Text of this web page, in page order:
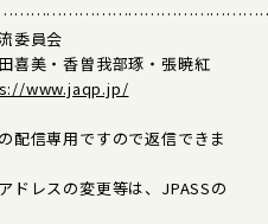
委員会
喜美・香曽我部琢・張暁紅
www.jaqp.jp/
配信専用ですので返信できま
ドレスの変更等は、JPASSの